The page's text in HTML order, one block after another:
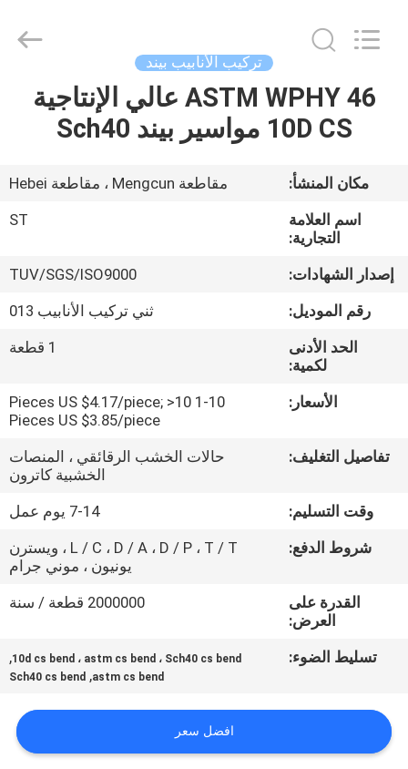
منزل
أشرطة
عرض
الواقع
الافتراضي
بنا
جولة
الجودة
اتصل
بنا
تركيب الأنابيب بيند
ASTM WPHY 46 عالي الإنتاجية
10D CS مواسير بيند Sch40
مكان المنشأ:
مقاطعة Mengcun ، مقاطعة Hebei
اسم العلامة
التجارية:
ST
إصدار الشهادات:
TUV/SGS/ISO9000
رقم الموديل:
ثني تركيب الأنابيب 013
الحد الأدنى
لكمية:
1 قطعة
الأسعار:
1-10 Pieces US $4.17/piece; >10
Pieces US $3.85/piece
تفاصيل التغليف:
حالات الخشب الرقائقي ، المنصات
الخشبية كاترون
وقت التسليم:
7-14 يوم عمل
شروط الدفع:
L / C ، D / A ، D / P ، T / T ، ويسترن
يونيون ، موني جرام
القدرة على
العرض:
2000000 قطعة / سنة
تسليط الضوء: 10d cs bend ، astm cs bend ، Sch40 cs bend,
astm cs bend
,
Sch40 cs bend
افضل سعر